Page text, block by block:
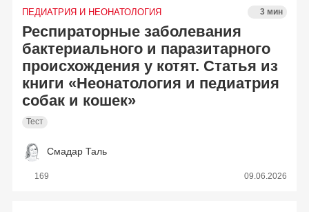
ПЕДИАТРИЯ И НЕОНАТОЛОГИЯ 3 мин
Респираторные заболевания
бактериального и паразитарного
происхождения у котят. Статья из
книги «Неонатология и педиатрия
собак и кошек»
Тест
Смадар Таль
169 09.06.2026